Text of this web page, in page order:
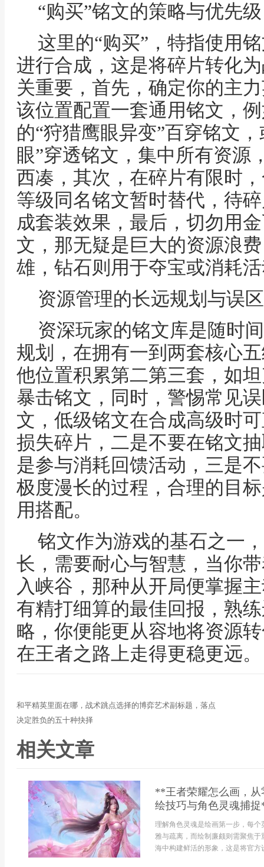
“购买”铭文的策略与优先级
这里的“购买”，特指使用
进行合成，这是将碎片转化
关重要，首先，确定你的主
该位置配置一套通用铭文，
的“狩猎鹰眼异变”百穿铭文
眼”穿透铭文，集中所有资源
西凑，其次，在碎片有限时
等级同名铭文暂时替代，待
成套装效果，最后，切勿用
文，那无疑是巨大的资源浪
雄，钻石则用于夺宝或消耗
资源管理的长远规划与误
资深玩家的铭文库是随时
规划，在拥有一到两套核心
他位置积累第二第三套，如
暴击铭文，同时，警惕常见
文，低级铭文在合成高级时
损失碎片，二是不要在铭文
是参与消耗回馈活动，三是
极度漫长的过程，合理的目
用搭配。
铭文作为游戏的基石之一
长，需要耐心与智慧，当你
入峡谷，那种从开局便掌握
有精打细算的最佳回报，熟
略，你便能更从容地将资源
在王者之路上走得更稳更远。
和平精英里面在哪，战术跳点选择的博弈艺术副标题，落点
决定胜负的五十种抉择
相关文章
**王者荣耀怎么画，
绘技巧与角色灵魂捕
理解角色灵魂是绘画第一步，每
雅与疏离，而绘制廉颇则需聚焦
海中构建鲜活的形象，这是将官方